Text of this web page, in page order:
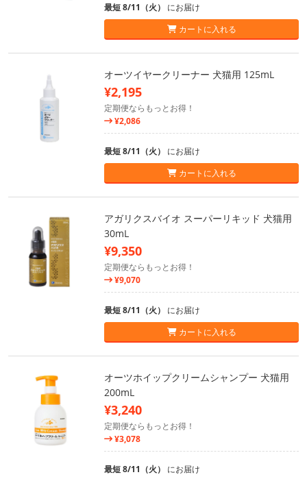
最短 8/11（火） にお届け
カートに入れる
オーツイヤークリーナー 犬猫用 125mL
¥2,195
定期便ならもっとお得！
¥2,086
最短 8/11（火） にお届け
カートに入れる
アガリクスバイオ スーパーリキッド 犬猫用
30mL
¥9,350
定期便ならもっとお得！
¥9,070
最短 8/11（火） にお届け
カートに入れる
オーツホイップクリームシャンプー 犬猫用
200mL
¥3,240
定期便ならもっとお得！
¥3,078
最短 8/11（火） にお届け